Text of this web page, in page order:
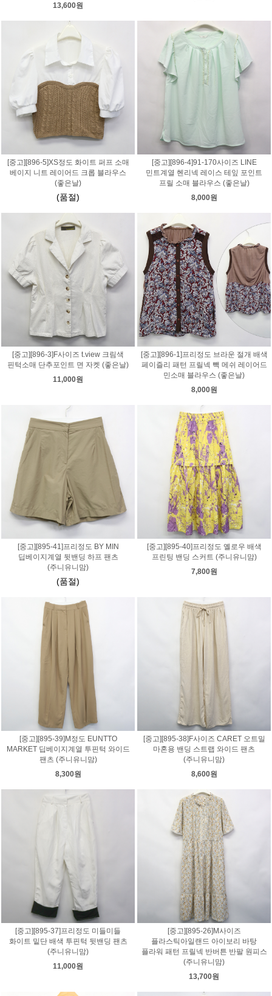
13,600원
[중고][896-5]XS정도 화이트 퍼프 소매
베이지 니트 레이어드 크롭 블라우스
(좋은날)
(품절)
[중고][896-4]91-170사이즈 LINE
민트계열 헨리넥 레이스 테잎 포인트
프릴 소매 블라우스 (좋은날)
8,000원
[중고][896-3]F사이즈 t.view 크림색
핀턱소매 단추포인트 면 자켓 (좋은날)
11,000원
[중고][896-1]프리정도 브라운 절개 배색
페이즐리 패턴 프릴넥 빽 메쉬 레이어드
민소매 블라우스 (좋은날)
8,000원
[중고][895-41]프리정도 BY MIN
딥베이지계열 뒷밴딩 하프 팬츠
(주니유니맘)
(품절)
[중고][895-40]프리정도 옐로우 배색
프린팅 밴딩 스커트 (주니유니맘)
7,800원
[중고][895-39]M정도 EUNTTO
MARKET 딥베이지계열 투핀턱 와이드
팬츠 (주니유니맘)
8,300원
[중고][895-38]F사이즈 CARET 오트밀
마혼용 밴딩 스트랩 와이드 팬츠
(주니유니맘)
8,600원
[중고][895-37]프리정도 미들미들
화이트 밑단 배색 투핀턱 뒷밴딩 팬츠
(주니유니맘)
11,000원
[중고][895-26]M사이즈
플라스틱아일랜드 아이보리 바탕
플라워 패턴 프릴넥 반버튼 반팔 원피스
(주니유니맘)
13,700원